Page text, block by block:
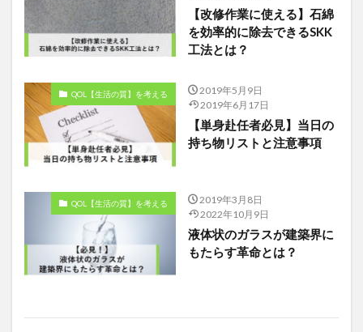
【改修作業に使える】石綿
を効率的に除去できるSKK
工法とは？
QOL【生活の質】を考える
2019年5月9日
2019年6月17日
【単身赴任者必見】当日の
持ち物リストと注意事項
QOL【生活の質】を考える
2019年3月8日
2022年10月9日
液体状のガラスが建築界に
もたらす革命とは？